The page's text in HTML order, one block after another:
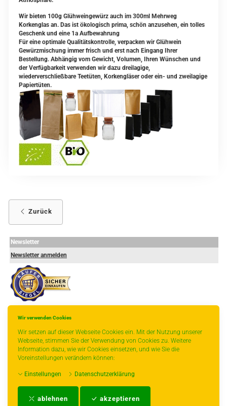
Wir verwenden Cookies
Wir setzen auf dieser Webseite Cookies ein. Mit der Nutzung unserer
Webseite, stimmen Sie der Verwendung von Cookies zu. Weitere
Information dazu, wie wir Cookies einsetzen, und wie Sie die
Voreinstellungen verändern können:
Einstellungen Datenschutzerklärung
ablehnen akzeptieren
Wir bieten 100g Glühweingewürz auch im 300ml Mehrweg
Korkenglas an. Das ist ökologisch prima, schön anzusehen, ein tolles
Geschenk und eine 1a Aufbewahrung
Für eine optimale Qualitätskontrolle, verpacken wir Glühwein
Gewürzmischung immer frisch und erst nach Eingang Ihrer
Bestellung. Abhängig vom Gewicht, Volumen, Ihren Wünschen und
der Verfügbarkeit verwenden wir dazu dreilagige,
wiederverschließbare Teetüten, Korkengläser oder ein- und zweilagige
Papiertüten.
Zurück
Newsletter
Newsletter anmelden
- ----------------
* gilt für Lieferungen innerhalb Deutschlands, Lieferzeiten für andere Länder
entnehmen Sie bitte der Schaltfläche mit den Versandinformationen.
Impressum-AGB-Zahlungs- und Versandbedingungen